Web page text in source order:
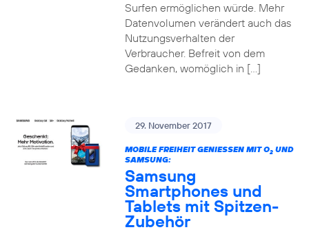
Surfen ermöglichen würde. Mehr
Datenvolumen verändert auch das
Nutzungsverhalten der
Verbraucher. Befreit von dem
Gedanken, womöglich in […]
29. November 2017
MOBILE FREIHEIT GENIESSEN MIT O 2UND
SAMSUNG:
Samsung
Smartphones und
Tablets mit Spitzen-
Zubehör